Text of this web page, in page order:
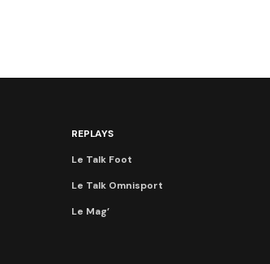
REPLAYS
Le Talk Foot
Le Talk Omnisport
Le Mag’